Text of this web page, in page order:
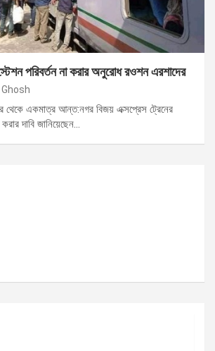
পরিবর্তন না করার অনুরোধ রওশন এরশাদের
থেকে একমাত্র আন্ত:নগর বিজয় এক্সপ্রেস ট্রেনের
করার দাবি জানিয়েছেন…